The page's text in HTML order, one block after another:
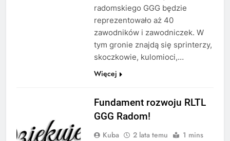
radomskiego GGG będzie
reprezentowało aż 40
zawodników i zawodniczek. W
tym gronie znajdą się sprinterzy,
skoczkowie, kulomioci,…
Więcej
Fundament rozwoju RLTL
GGG Radom!
Kuba 2 lata temu 1 mins